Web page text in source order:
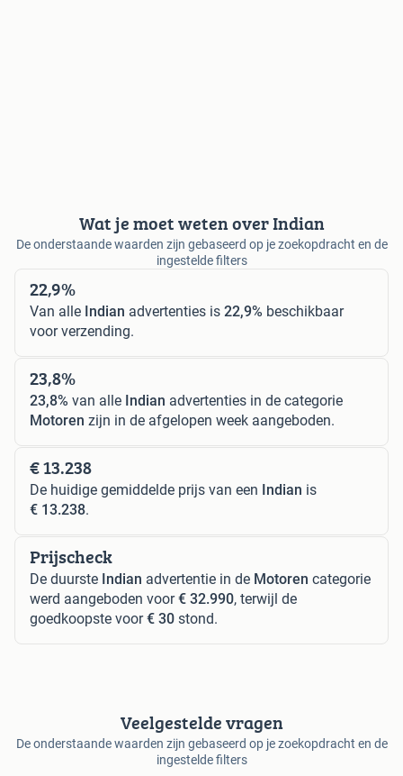
Wat je moet weten over Indian
De onderstaande waarden zijn gebaseerd op je zoekopdracht en de
ingestelde filters
22,9%
Van alle Indian advertenties is 22,9% beschikbaar
voor verzending.
23,8%
23,8% van alle Indian advertenties in de categorie
Motoren zijn in de afgelopen week aangeboden.
€ 13.238
De huidige gemiddelde prijs van een Indian is
€ 13.238.
Prijscheck
De duurste Indian advertentie in de Motoren categorie
werd aangeboden voor€ 32.990, terwijl de
goedkoopste voor€ 30 stond.
Veelgestelde vragen
De onderstaande waarden zijn gebaseerd op je zoekopdracht en de
ingestelde filters